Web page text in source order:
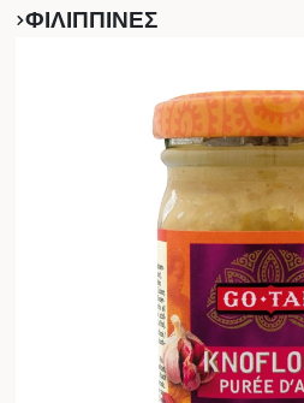
ΦΙΛΙΠΠΙΝΕΣ